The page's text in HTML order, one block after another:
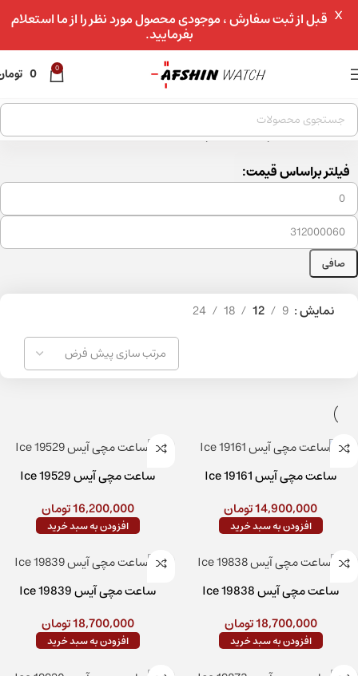
عبور به ناوبری
0
0
خانه»ساعت مچی»ساعت مچی زنانه»صفحه 3
فیلتر براساس قیمت:
صافی
نمایش 9
12
18
24
ساعت مچی آیس Ice 19161
14,900,000تومان
افزودن به سبد خرید
ساعت مچی آیس Ice 19529
16,200,000تومان
افزودن به سبد خرید
ساعت مچی آیس Ice 19838
18,700,000تومان
افزودن به سبد خرید
ساعت مچی آیس Ice 19839
18,700,000تومان
افزودن به سبد خرید
قبل از ثبت سفارش ، موجودی محصول مورد نظر را از ما استعلام
بفرمایید.
X